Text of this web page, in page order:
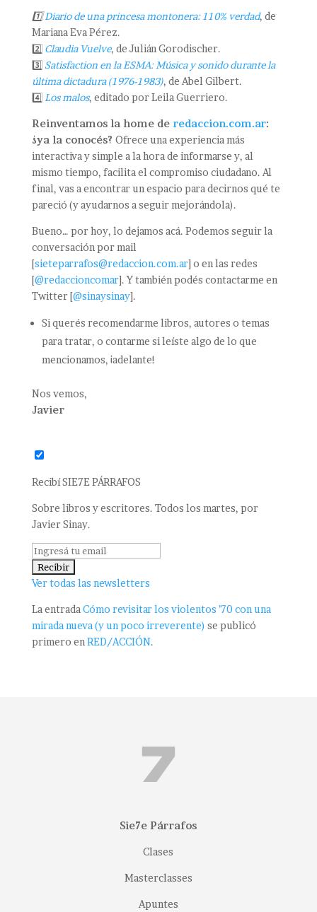
1️⃣Diario de una princesa montonera: 110% verdad, de
Mariana Eva Pérez.
2️⃣ Claudia Vuelve, de Julián Gorodischer.
3️⃣ Satisfaction en la ESMA: Música y sonido durante la
última dictadura (1976-1983), de Abel Gilbert.
4️⃣ Los malos, editado por Leila Guerriero.
Reinventamos la home de redaccion.com.ar:
¿ya la conocés? Ofrece una experiencia más
interactiva y simple a la hora de informarse y, al
mismo tiempo, facilita el compromiso ciudadano. Al
final, vas a encontrar un espacio para decirnos qué te
pareció (y ayudarnos a seguir mejorándola).
Bueno… por hoy, lo dejamos acá. Podemos seguir la
conversación por mail
[sieteparrafos@redaccion.com.ar] o en las redes
[@redaccioncomar]. Y también podés contactarme en
Twitter [@sinaysinay].
Si querés recomendarme libros, autores o temas
para tratar, o contarme si leíste algo de lo que
mencionamos, ¡adelante!
Nos vemos,
Javier
Recibí SIE7E PÁRRAFOS
Sobre libros y escritores. Todos los martes, por
Javier Sinay.
Ver todas las newsletters
La entrada Cómo revisitar los violentos ’70 con una
mirada nueva (y un poco irreverente) se publicó
primero en RED/ACCIÓN.
Sie7e Párrafos
Clases
Masterclasses
Apuntes